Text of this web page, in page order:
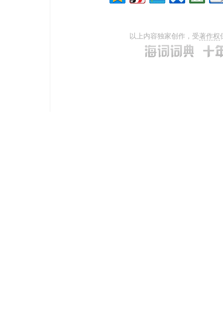
以上内容独家创作，受著作权